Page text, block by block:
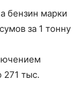
бензин марки
за 1 тонну
271 тыс.